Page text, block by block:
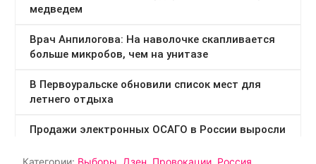
Категории: Выборы Дзен Провокации Россия